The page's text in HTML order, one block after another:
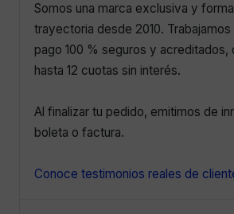
Somos una marca exclusiva y
trayectoria desde 2010.
pago 100 % seguros y acreditados,
hasta 12 cuotas sin interés.
Al finalizar tu pedido, emitimos de
boleta o factura.
Conoce testimonios reales de